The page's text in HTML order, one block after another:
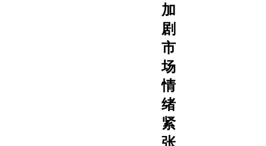
加
剧
市
场
情
绪
紧
张